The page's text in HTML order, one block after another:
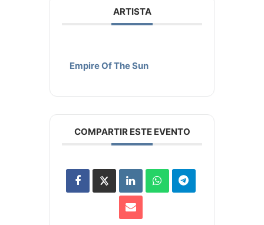
ARTISTA
Empire Of The Sun
COMPARTIR ESTE EVENTO